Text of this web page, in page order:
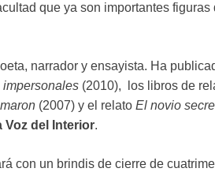
que ya son importantes figuras
narrador y ensayista. Ha
(2010), los libros de
(2007) y el relato El novio
Voz del Interior.
con un brindis de cierre de